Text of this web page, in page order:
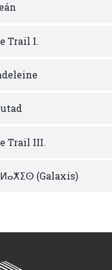
Trail I.
Trail III.
(Galaxis)